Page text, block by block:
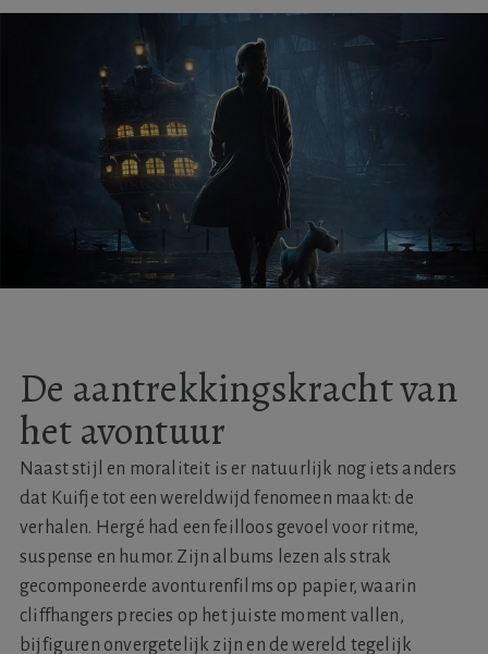
De aantrekkingskracht van
het avontuur
Naast stijl en moraliteit is er natuurlijk nog iets anders
dat Kuifje tot een wereldwijd fenomeen maakt: de
verhalen. Hergé had een feilloos gevoel voor ritme,
suspense en humor. Zijn albums lezen als strak
gecomponeerde avonturenfilms op papier, waarin
cliffhangers precies op het juiste moment vallen,
bijfiguren onvergetelijk zijn en de wereld tegelijk